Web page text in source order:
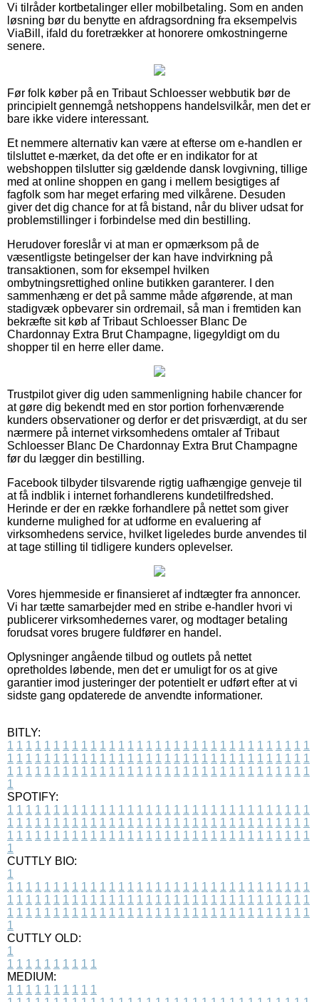
Vi tilråder kortbetalinger eller mobilbetaling. Som en anden
løsning bør du benytte en afdragsordning fra eksempelvis
ViaBill, ifald du foretrækker at honorere omkostningerne
senere.
Før folk køber på en Tribaut Schloesser webbutik bør de
principielt gennemgå netshoppens handelsvilkår, men det er
bare ikke videre interessant.
Et nemmere alternativ kan være at efterse om e-handlen er
tilsluttet e-mærket, da det ofte er en indikator for at
webshoppen tilslutter sig gældende dansk lovgivning, tillige
med at online shoppen en gang i mellem besigtiges af
fagfolk som har meget erfaring med vilkårene. Desuden
giver det dig chance for at få bistand, når du bliver udsat for
problemstillinger i forbindelse med din bestilling.
Herudover foreslår vi at man er opmærksom på de
væsentligste betingelser der kan have indvirkning på
transaktionen, som for eksempel hvilken
ombytningsrettighed online butikken garanterer. I den
sammenhæng er det på samme måde afgørende, at man
stadigvæk opbevarer sin ordremail, så man i fremtiden kan
bekræfte sit køb af Tribaut Schloesser Blanc De
Chardonnay Extra Brut Champagne, ligegyldigt om du
shopper til en herre eller dame.
Trustpilot giver dig uden sammenligning habile chancer for
at gøre dig bekendt med en stor portion forhenværende
kunders observationer og derfor er det prisværdigt, at du ser
nærmere på internet virksomhedens omtaler af Tribaut
Schloesser Blanc De Chardonnay Extra Brut Champagne
før du lægger din bestilling.
Facebook tilbyder tilsvarende rigtig uafhængige genveje til
at få indblik i internet forhandlerens kundetilfredshed.
Herinde er der en række forhandlere på nettet som giver
kunderne mulighed for at udforme en evaluering af
virksomhedens service, hvilket ligeledes burde anvendes til
at tage stilling til tidligere kunders oplevelser.
Vores hjemmeside er finansieret af indtægter fra annoncer.
Vi har tætte samarbejder med en stribe e-handler hvori vi
publicerer virksomhedernes varer, og modtager betaling
forudsat vores brugere fuldfører en handel.
Oplysninger angående tilbud og outlets på nettet
opretholdes løbende, men det er umuligt for os at give
garantier imod justeringer der potentielt er udført efter at vi
sidste gang opdaterede de anvendte informationer.
BITLY:
1 1 1 1 1 1 1 1 1 1 1 1 1 1 1 1 1 1 1 1 1 1 1 1 1 1 1 1 1 1 1 1 1
1 1 1 1 1 1 1 1 1 1 1 1 1 1 1 1 1 1 1 1 1 1 1 1 1 1 1 1 1 1 1 1 1
1 1 1 1 1 1 1 1 1 1 1 1 1 1 1 1 1 1 1 1 1 1 1 1 1 1 1 1 1 1 1 1 1
1
SPOTIFY:
1 1 1 1 1 1 1 1 1 1 1 1 1 1 1 1 1 1 1 1 1 1 1 1 1 1 1 1 1 1 1 1 1
1 1 1 1 1 1 1 1 1 1 1 1 1 1 1 1 1 1 1 1 1 1 1 1 1 1 1 1 1 1 1 1 1
1 1 1 1 1 1 1 1 1 1 1 1 1 1 1 1 1 1 1 1 1 1 1 1 1 1 1 1 1 1 1 1 1
1
CUTTLY BIO:
1
1 1 1 1 1 1 1 1 1 1 1 1 1 1 1 1 1 1 1 1 1 1 1 1 1 1 1 1 1 1 1 1 1
1 1 1 1 1 1 1 1 1 1 1 1 1 1 1 1 1 1 1 1 1 1 1 1 1 1 1 1 1 1 1 1 1
1 1 1 1 1 1 1 1 1 1 1 1 1 1 1 1 1 1 1 1 1 1 1 1 1 1 1 1 1 1 1 1 1
1
CUTTLY OLD:
1
1 1 1 1 1 1 1 1 1 1
MEDIUM:
1 1 1 1 1 1 1 1 1 1